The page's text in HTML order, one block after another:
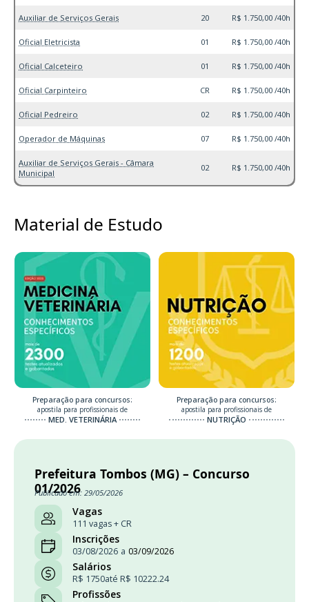
Auxiliar de Serviços Gerais 20 R$ 1.750,00 /40h
Oficial Eletricista 01 R$ 1.750,00 /40h
Oficial Calceteiro 01 R$ 1.750,00 /40h
Oficial Carpinteiro CR R$ 1.750,00 /40h
Oficial Pedreiro 02 R$ 1.750,00 /40h
Operador de Máquinas 07 R$ 1.750,00 /40h
Auxiliar de Serviços Gerais - Câmara
Municipal
02 R$ 1.750,00 /40h
Material de Estudo
Preparação para concursos:
apostila para profissionais de
MED. VETERINÁRIA
Preparação para concursos:
apostila para profissionais de
NUTRIÇÃO
Prefeitura Tombos (MG) – Concurso
01/2026
Publicado em: 29/05/2026
Vagas
111 vagas + CR
Inscrições
03/08/2026 a 03/09/2026
Salários
R$ 1750até R$ 10222.24
Profissões